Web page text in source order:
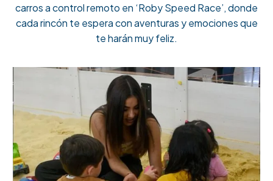
carros a control remoto en ‘Roby Speed Race’, donde
cada rincón te espera con aventuras y emociones que
te harán muy feliz.